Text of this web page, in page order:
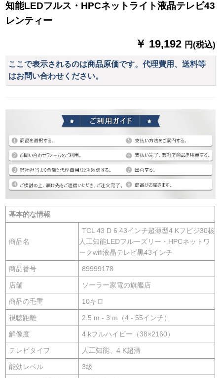
知能LEDフルス・HPCネットライト液晶テレビ43
レンティー
￥ 19,192 円(税込)
ここで表示されるのは商品原価です。代理費用、送料等
はお問い合わせください。
基本的な情報
商品名
TCL 43 D 6 43インチ超薄型4 Kフビジ30核
人工知能LEDフルーズリー・HPCネットワ
ークwifi液晶テレビ黒43インチ
商品番号 89999178
店舗 ソーラー家電の旗艦店
商品の毛重 10キロ
視聴距離 2.5 m - 3 m（4 - 55インチ）
解像度 4 kフルハイビー（38×2160）
テレビタイプ 人工知能、4 K超清
能効レベル 3級